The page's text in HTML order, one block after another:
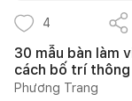
4
30 mẫu bàn làm
cách bố trí
Phương Trang